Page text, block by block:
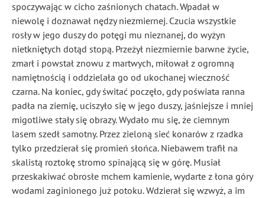
spoczywając w cicho zaśnionych chatach. Wpadał w
niewolę i doznawał nędzy niezmiernej. Czucia wszystkie
rosły w jego duszy do potęgi mu nieznanej, do wyżyn
nietkniętych dotąd stopą. Przeżył niezmiernie barwne życie,
zmarł i powstał znowu z martwych, miłował z ogromną
namiętnością i oddzielała go od ukochanej wieczność
czarna. Na koniec, gdy świtać poczęło, gdy poświata ranna
padła na ziemię, uciszyło się w jego duszy, jaśniejsze i mniej
migotliwe stały się obrazy. Wydało mu się, że ciemnym
lasem szedł samotny. Przez zieloną sieć konarów z rzadka
tylko przedzierał się promień słońca. Niebawem trafił na
skalistą roztokę stromo spinającą się w górę. Musiał
przeskakiwać obrosłe mchem kamienie, wydarte z łona góry
wodami zaginionego już potoku. Wdzierał się wzwyż, a im